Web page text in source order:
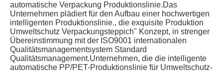
automatische Verpackung Produktionslinie.Das
Unternehmen plädiert für den Aufbau einer hochwertigen
intelligenten Produktionslinie., die exquisite Produktion
Umweltschutz Verpackungsteppich" Konzept, in strenger
Übereinstimmung mit der ISO9001 internationalen
Qualitätsmanagementsystem Standard
Qualitätsmanagement.Unternehmen, die die intelligente
automatische PP/PET-Produktionslinie für Umweltschutz-